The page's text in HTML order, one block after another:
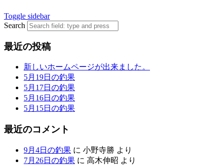
Toggle sidebar
Search
最近の投稿
新しいホームページが出来ました。
5月19日の釣果
5月17日の釣果
5月16日の釣果
5月15日の釣果
最近のコメント
9月4日の釣果 に 小野寺勝 より
7月26日の釣果 に 高木伸昭 より